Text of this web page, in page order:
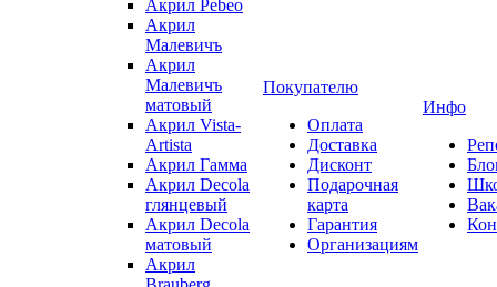
Акрил Pebeo
Акрил
Малевичъ
Акрил
Малевичъ
матовый
Акрил Vista-
Artista
Акрил Гамма
Акрил Decola
глянцевый
Акрил Decola
матовый
Акрил
Покупателю
Оплата
Доставка
Дисконт
Подарочная
карта
Гарантия
Организациям
Инфо